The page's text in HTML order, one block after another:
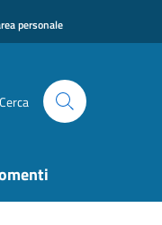
personale
Cerca